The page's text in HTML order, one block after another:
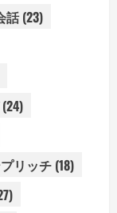
話(23)
(24)
リッチ (18)